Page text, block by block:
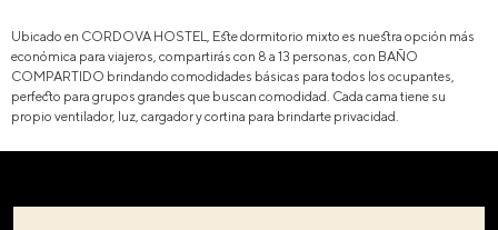
Ubicado en CORDOVA HOSTEL, Este dormitorio mixto es nuestra opción más
económica para viajeros, compartirás con 8 a 13 personas, con BAÑO
COMPARTIDO brindando comodidades básicas para todos los ocupantes,
perfecto para grupos grandes que buscan comodidad. Cada cama tiene su
propio ventilador, luz, cargador y cortina para brindarte privacidad.